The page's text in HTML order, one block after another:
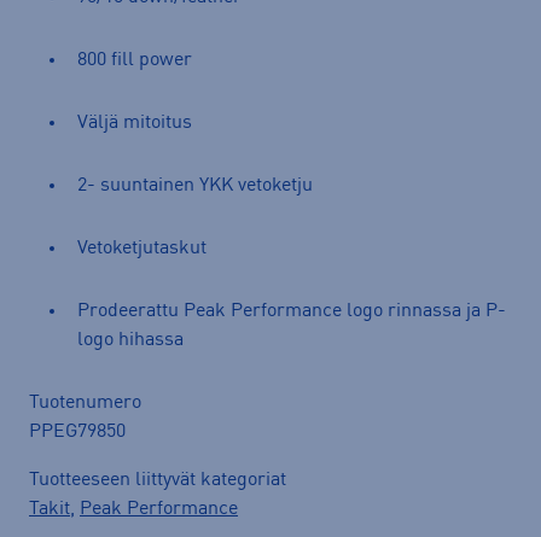
800 fill power
Väljä mitoitus
2- suuntainen YKK vetoketju
Vetoketjutaskut
Prodeerattu Peak Performance logo rinnassa ja P-
logo hihassa
Tuotenumero
PPEG79850
Tuotteeseen liittyvät kategoriat
Takit, Peak Performance